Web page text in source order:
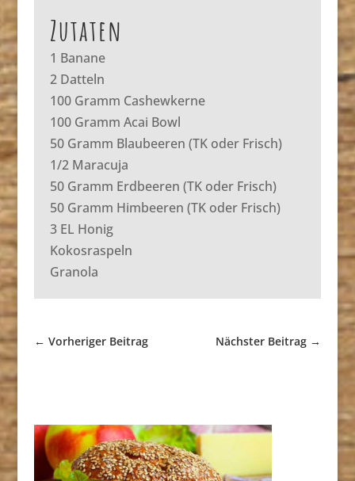
Zutaten
1 Banane
2 Datteln
100 Gramm Cashewkerne
100 Gramm Acai Bowl
50 Gramm Blaubeeren (TK oder Frisch)
1/2 Maracuja
50 Gramm Erdbeeren (TK oder Frisch)
50 Gramm Himbeeren (TK oder Frisch)
3 EL Honig
Kokosraspeln
Granola
← Vorheriger Beitrag Nächster Beitrag →